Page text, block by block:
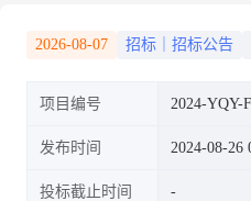
2026-08-07 招标｜招标公告
项目编号 2024-YQY-
发布时间 2024-08-26
投标截止时间